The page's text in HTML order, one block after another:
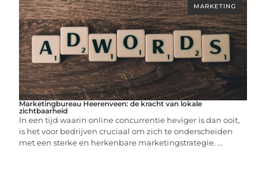
MARKETING
Marketingbureau Heerenveen: de kracht van lokale
zichtbaarheid
In een tijd waarin online concurrentie heviger is dan ooit,
is het voor bedrijven cruciaal om zich te onderscheiden
met een sterke en herkenbare marketingstrategie. ...